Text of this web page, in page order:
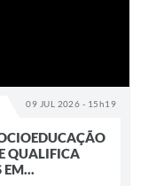
09 JUL 2026 - 15h19
QUALIFICA
EM...